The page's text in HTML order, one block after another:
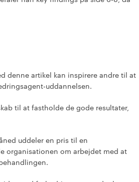
denne artikel kan inspirere andre til at
uddannelsen.
til at fastholde de gode resultater,
uddeler en pris til en
organisationen om arbejdet med at